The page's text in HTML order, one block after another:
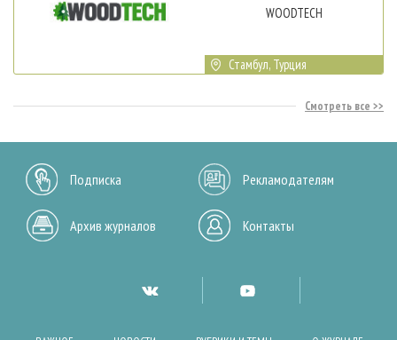
WOODTECH
Стамбул, Турция
Смотреть все
Подписка Рекламодателям
Архив журналов Контакты